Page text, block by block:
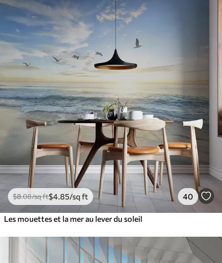
$8.08/sq ft$4 .85/sq ft 40
Les mouettes et la mer au lever du soleil